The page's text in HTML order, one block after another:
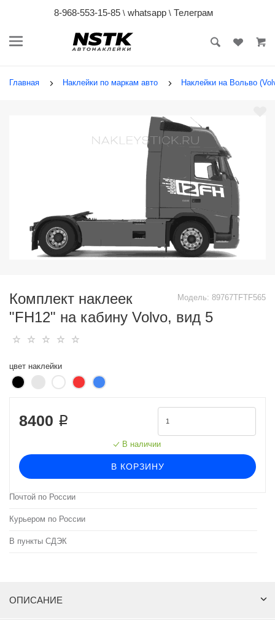
8-968-553-15-85 \ whatsapp\ Телеграм
Главная Наклейки по маркам авто Наклейки на Вольво
Модель: 89767TFTF565
Комплект наклеек
"FH12" на кабину Volvo, вид 5
цвет наклейки
8400 ₽
В наличии
В КОРЗИНУ
Почтой по России
Курьером по России
В пункты СДЭК
ОПИСАНИЕ